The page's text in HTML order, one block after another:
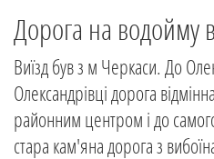
Дорога на водойму
Виїзд був з м Черкаси. До
Олександрівці дорога
районним центром і до
стара кам'яна дорога з